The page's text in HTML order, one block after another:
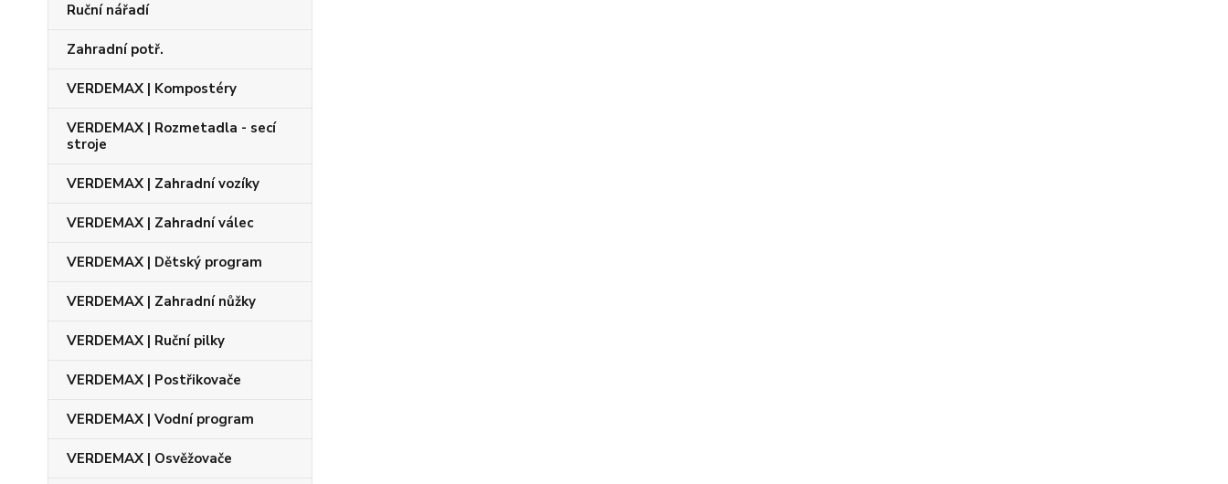
Ruční nářadí
Zahradní potř.
VERDEMAX | Kompostéry
VERDEMAX | Rozmetadla - secí
stroje
VERDEMAX | Zahradní vozíky
VERDEMAX | Zahradní válec
VERDEMAX | Dětský program
VERDEMAX | Zahradní nůžky
VERDEMAX | Ruční pilky
VERDEMAX | Postřikovače
VERDEMAX | Vodní program
VERDEMAX | Osvěžovače